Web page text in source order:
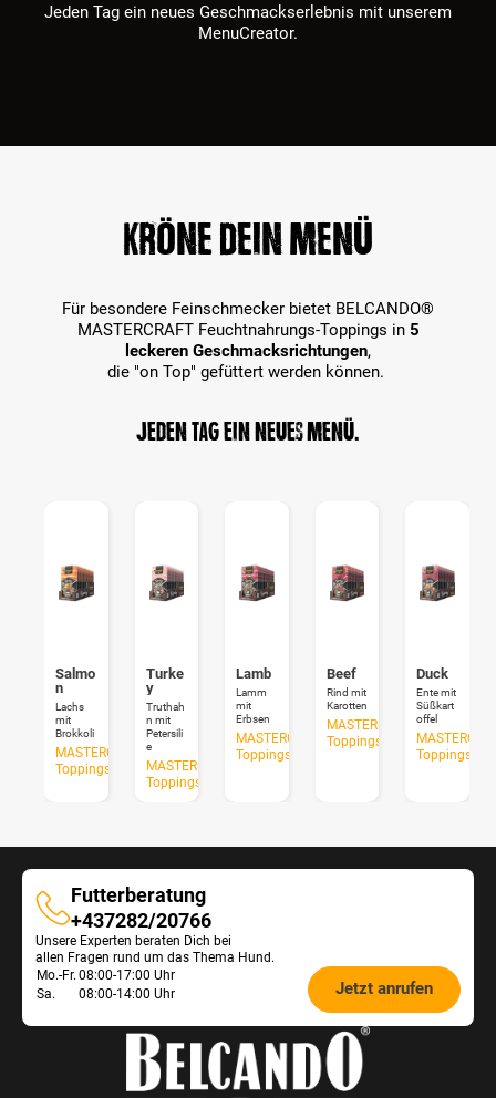
Jeden Tag ein neues Geschmackserlebnis mit unserem
MenuCreator.
Kröne dein Menü
Für besondere Feinschmecker bietet BELCANDO®
MASTERCRAFT Feuchtnahrungs-Toppings in 5
leckeren Geschmacksrichtungen,
die "on Top" gefüttert werden können.
Jeden Tag ein neues Menü.
Salmo
n
Lachs
mit
Brokkoli
MASTERCRAFT
Toppings
Turke
y
Truthah
n mit
Petersili
e
MASTERCRAFT
Toppings
Lamb
Lamm
mit
Erbsen
MASTERCRAFT
Toppings
Beef
Rind mit
Karotten
MASTERCRAFT
Toppings
Duck
Ente mit
Süßkart
offel
Toppings
Futterberatung
Futterberatung
+437282/20766
Unsere Experten beraten Dich bei
allen Fragen rund um das Thema Hund.
Öffnungszeiten
Futterberatung:
Mo.-Fr. 08:00-17:00 Uhr
Sa.
08:00-14:00 Uhr Jetzt anrufen